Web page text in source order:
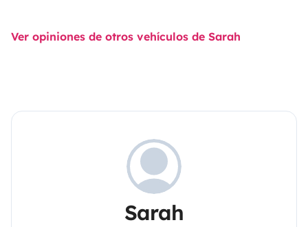
Ver opiniones de otros vehículos de Sarah
Sarah